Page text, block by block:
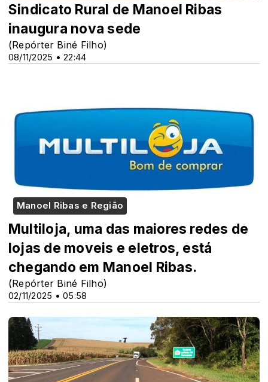
08/11/2025 • 22:44
Sindicato Rural de Manoel Ribas
inaugura nova sede
(Repórter Biné Filho)
Manoel Ribas e Região
02/11/2025 • 05:58
Multiloja, uma das maiores redes de
lojas de moveis e eletros, está
chegando em Manoel Ribas.
(Repórter Biné Filho)